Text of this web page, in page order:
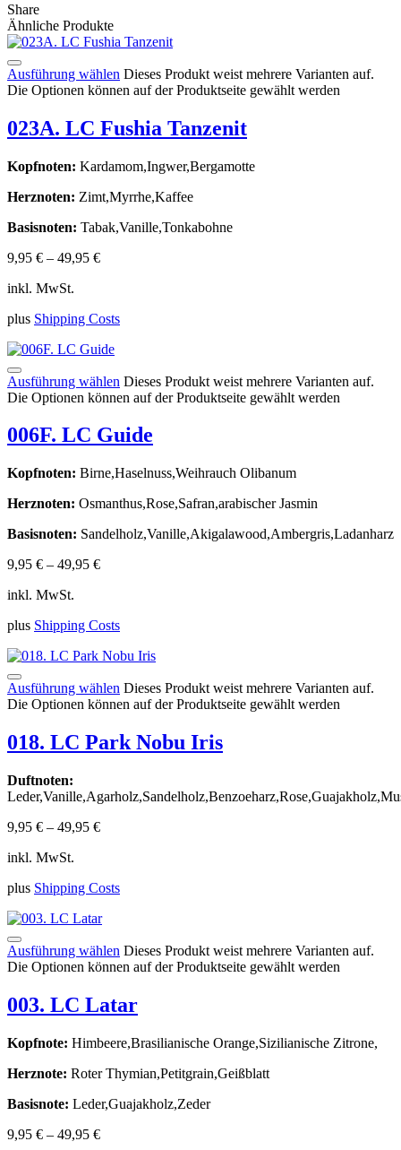
Share
Ähnliche Produkte
Ausführung wählen Dieses Produkt weist mehrere Varianten auf.
Die Optionen können auf der Produktseite gewählt werden
023A. LC Fushia Tanzenit
Kopfnoten: Kardamom,Ingwer,Bergamotte
Herznoten: Zimt,Myrrhe,Kaffee
Basisnoten: Tabak,Vanille,Tonkabohne
9,95 € – 49,95 €
inkl. MwSt.
plus Shipping Costs
Ausführung wählen Dieses Produkt weist mehrere Varianten auf.
Die Optionen können auf der Produktseite gewählt werden
006F. LC Guide
Kopfnoten: Birne,Haselnuss,Weihrauch Olibanum
Herznoten: Osmanthus,Rose,Safran,arabischer Jasmin
Basisnoten: Sandelholz,Vanille,Akigalawood,Ambergris,Ladanharz
9,95 € – 49,95 €
inkl. MwSt.
plus Shipping Costs
Ausführung wählen Dieses Produkt weist mehrere Varianten auf.
Die Optionen können auf der Produktseite gewählt werden
018. LC Park Nobu Iris
Duftnoten:
9,95 € – 49,95 €
inkl. MwSt.
plus Shipping Costs
Ausführung wählen Dieses Produkt weist mehrere Varianten auf.
Die Optionen können auf der Produktseite gewählt werden
003. LC Latar
Kopfnote: Himbeere,Brasilianische Orange,Sizilianische Zitrone,
Herznote: Roter Thymian,Petitgrain,Geißblatt
Basisnote: Leder,Guajakholz,Zeder
9,95 € – 49,95 €